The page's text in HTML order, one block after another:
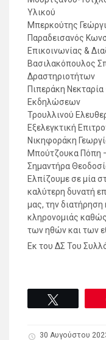
Υλικού
Μπερκούτης
Παραδεισανός
Επικοινωνίας &
Βασιλακόπουλος
Δραστηριοτήτων
Πιπεράκη
Εκδηλώσεων
Τρουλλινού
Εξελεγκτική
Νικηφοράκη
Μπούτζουκα Πόπη
Σημαντήρα
Ελπίζουμε σε μία
καλύτερη δυνατή
μας, την διατήρηση
κληρονομιάς
των ηθών και των
Εκ του ΔΣ Του
30 Αυγούστου